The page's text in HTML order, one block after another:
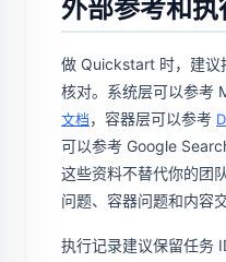
外部参考和
做 Quickstart 时，建议
核对。系统层可以参考
文档，容器层可以参考
可以参考 Google
这些资料不替代你的团
问题、容器问题和内容
执行记录建议保留任务